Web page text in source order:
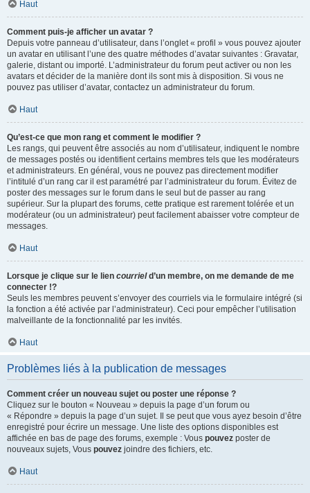
Haut
Comment puis-je afficher un avatar ?
Depuis votre panneau d’utilisateur, dans l’onglet « profil » vous pouvez ajouter
un avatar en utilisant l’une des quatre méthodes d’avatar suivantes : Gravatar,
galerie, distant ou importé. L’administrateur du forum peut activer ou non les
avatars et décider de la manière dont ils sont mis à disposition. Si vous ne
pouvez pas utiliser d’avatar, contactez un administrateur du forum.
Haut
Qu’est-ce que mon rang et comment le modifier ?
Les rangs, qui peuvent être associés au nom d’utilisateur, indiquent le nombre
de messages postés ou identifient certains membres tels que les modérateurs
et administrateurs. En général, vous ne pouvez pas directement modifier
l’intitulé d’un rang car il est paramétré par l’administrateur du forum. Évitez de
poster des messages sur le forum dans le seul but de passer au rang
supérieur. Sur la plupart des forums, cette pratique est rarement tolérée et un
modérateur (ou un administrateur) peut facilement abaisser votre compteur de
messages.
Haut
Lorsque je clique sur le lien courrield’un membre, on me demande de me
connecter !?
Seuls les membres peuvent s’envoyer des courriels via le formulaire intégré (si
la fonction a été activée par l’administrateur). Ceci pour empêcher l’utilisation
malveillante de la fonctionnalité par les invités.
Haut
Problèmes liés à la publication de messages
Comment créer un nouveau sujet ou poster une réponse ?
Cliquez sur le bouton « Nouveau » depuis la page d’un forum ou
« Répondre » depuis la page d’un sujet. Il se peut que vous ayez besoin d’être
enregistré pour écrire un message. Une liste des options disponibles est
affichée en bas de page des forums, exemple : Vous pouvez poster de
nouveaux sujets, Vous pouvez joindre des fichiers, etc.
Haut